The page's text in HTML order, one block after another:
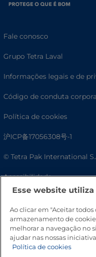
Fale conosco
Grupo Tetra Laval
Informações legais e de
Código de conduta
Política de cookies
沪ICP备17056308号-1
© Tetra Pak International
Acessibilidade
Esse website
Ao clicar em "Aceitar todos
armazenamento de
melhorar a navegação no
ajudar nas nossas
Política de cookies